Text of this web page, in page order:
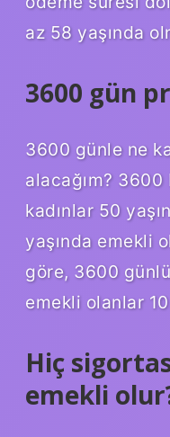
az 58 yaşında
3600 gün
3600 günle ne
alacağım? 3600
kadınlar 50
yaşında emekli
göre, 3600
emekli olanlar
Hiç
emekli